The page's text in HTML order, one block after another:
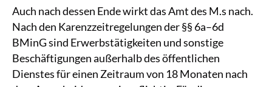
Auch nach dessen Ende wirkt das Amt des M.s nach.
Nach den Karenzzeitregelungen der §§ 6a–6d
BMinG sind Erwerbstätigkeiten und sonstige
Beschäftigungen außerhalb des öffentlichen
Dienstes für einen Zeitraum von 18 Monaten nach